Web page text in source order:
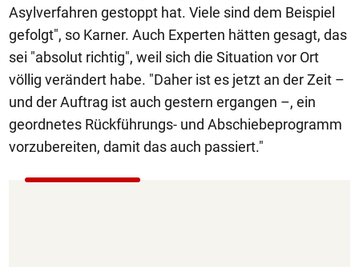
Asylverfahren gestoppt hat. Viele sind dem Beispiel
gefolgt", so Karner. Auch Experten hätten gesagt, das
sei "absolut richtig", weil sich die Situation vor Ort
völlig verändert habe. "Daher ist es jetzt an der Zeit –
und der Auftrag ist auch gestern ergangen –, ein
geordnetes Rückführungs- und Abschiebeprogramm
vorzubereiten, damit das auch passiert."